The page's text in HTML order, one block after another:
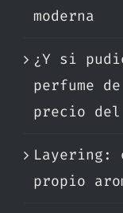
moderna
¿Y si
perfume
precio
propio